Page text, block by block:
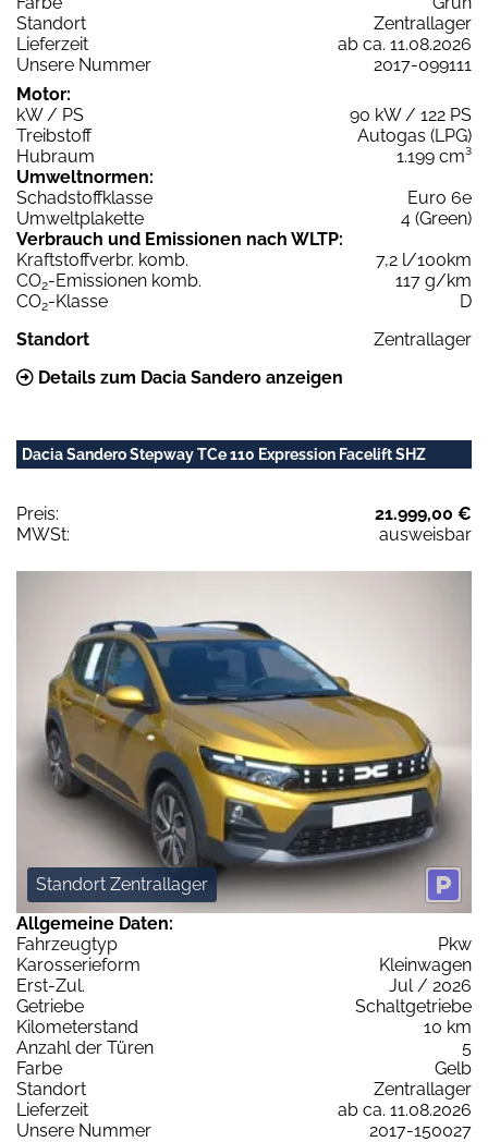
Standort
Zentrallager
Lieferzeit
ab ca. 11.08.2026
Unsere Nummer
2017-099111
Motor:
kW / PS
90 kW / 122 PS
Treibstoff
Autogas (LPG)
Hubraum
1.199 cm³
Umweltnormen:
Schadstoffklasse
Euro 6e
Umweltplakette
4 (Green)
Verbrauch und Emissionen nach WLTP:
Kraftstoffverbr. komb.
7,2 l/100km
CO2-Emissionen komb.
117 g/km
CO2-Klasse
D
Standort
Zentrallager
Details zum Dacia Sandero anzeigen
Dacia Sandero Stepway TCe 110 Expression Facelift SHZ
Preis:
21.999,00 €
MWSt:
ausweisbar
Standort Zentrallager
Allgemeine Daten:
Fahrzeugtyp
Pkw
Karosserieform
Kleinwagen
Erst-Zul.
Jul / 2026
Getriebe
Schaltgetriebe
Kilometerstand
10 km
Anzahl der Türen
5
Farbe
Gelb
Standort
Zentrallager
Lieferzeit
ab ca. 11.08.2026
Unsere Nummer
2017-150027